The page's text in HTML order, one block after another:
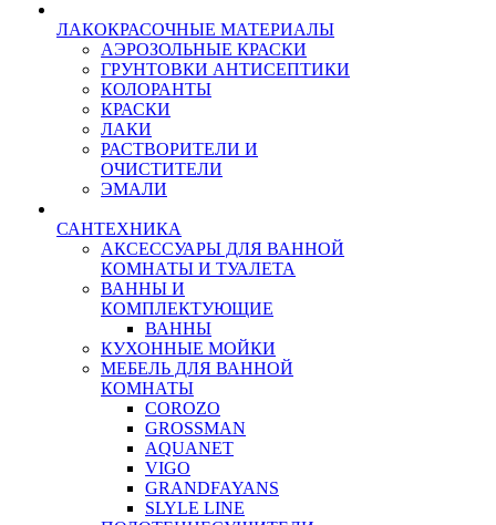
ЛАКОКРАСОЧНЫЕ МАТЕРИАЛЫ
АЭРОЗОЛЬНЫЕ КРАСКИ
ГРУНТОВКИ АНТИСЕПТИКИ
КОЛОРАНТЫ
КРАСКИ
ЛАКИ
РАСТВОРИТЕЛИ И
ОЧИСТИТЕЛИ
ЭМАЛИ
САНТЕХНИКА
АКСЕССУАРЫ ДЛЯ ВАННОЙ
КОМНАТЫ И ТУАЛЕТА
ВАННЫ И
КОМПЛЕКТУЮЩИЕ
ВАННЫ
КУХОННЫЕ МОЙКИ
МЕБЕЛЬ ДЛЯ ВАННОЙ
КОМНАТЫ
COROZO
GROSSMAN
AQUANET
VIGO
GRANDFAYANS
SLYLE LINE